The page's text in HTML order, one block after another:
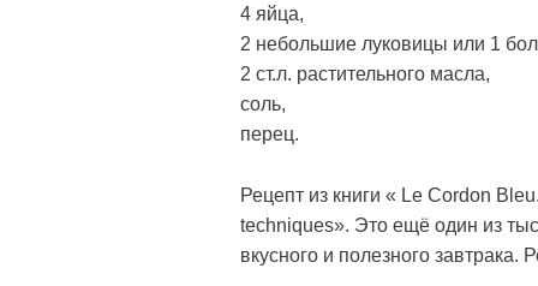
4 яйца,
2 небольшие луковицы или 1
2 ст.л. растительного масла,
соль,
перец.
Рецепт из книги « Le Cordon
techniques». Это ещё один из
вкусного и полезного завтрака.